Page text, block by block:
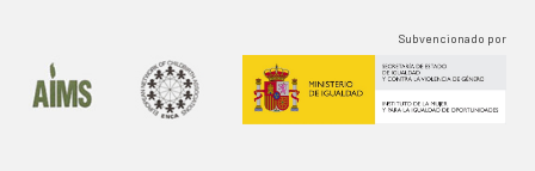
Subvencionado por